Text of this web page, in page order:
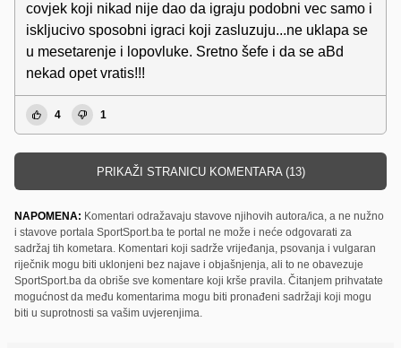
covjek koji nikad nije dao da igraju podobni vec samo i
iskljucivo sposobni igraci koji zasluzuju...ne uklapa se
u mesetarenje i lopovluke. Sretno šefe i da se aBd
nekad opet vratis!!!
4 1
PRIKAŽI STRANICU KOMENTARA (13)
NAPOMENA: Komentari odražavaju stavove njihovih autora/ica, a ne nužno
i stavove portala SportSport.ba te portal ne može i neće odgovarati za
sadržaj tih kometara. Komentari koji sadrže vrijeđanja, psovanja i vulgaran
riječnik mogu biti uklonjeni bez najave i objašnjenja, ali to ne obavezuje
SportSport.ba da obriše sve komentare koji krše pravila. Čitanjem prihvatate
mogućnost da među komentarima mogu biti pronađeni sadržaji koji mogu
biti u suprotnosti sa vašim uvjerenjima.